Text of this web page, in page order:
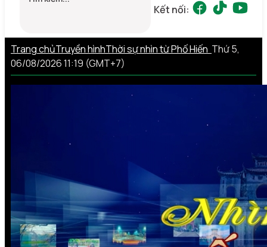
Kết nối:
Trang chủTruyền hìnhThời sự nhìn từ Phố Hiến Thứ 5,
06/08/2026 11:19 (GMT+7)